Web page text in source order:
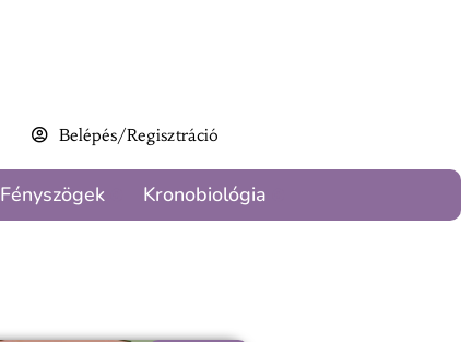
Belépés/Regisztráció
Fényszögek Kronobiológia